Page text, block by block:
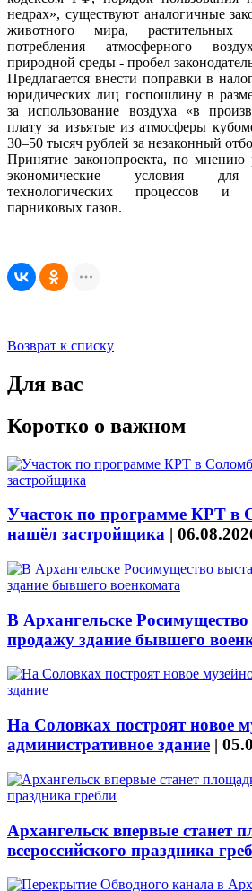
недрах», существуют аналогичные
животного мира,
потребления атмосферного
природной среды - пробел
Предлагается внести поправки в
юридических лиц госпошлину в
за использование воздуха «в
плату за изъятые из атмосферы
30–50 тысяч рублей за незаконный
Принятие законопроекта, по мнению
экономические условия для
технологических процессов и
парниковых газов.
Возврат к списку
Для вас
Коротко о важном
Участок по программе КРТ в
нашёл застройщика |
В Архангельске
продажу здание бывшего
На Соловках построят новое
административное здание |
Архангельск впервые станет
всероссийского праздника